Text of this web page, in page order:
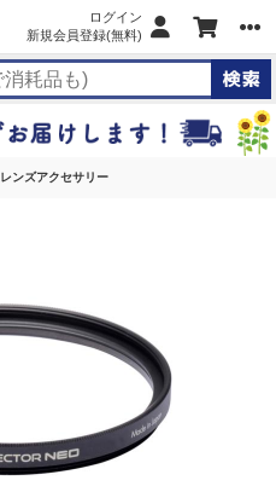
ログイン
新規会員登録(無料)
レンズアクセサリー